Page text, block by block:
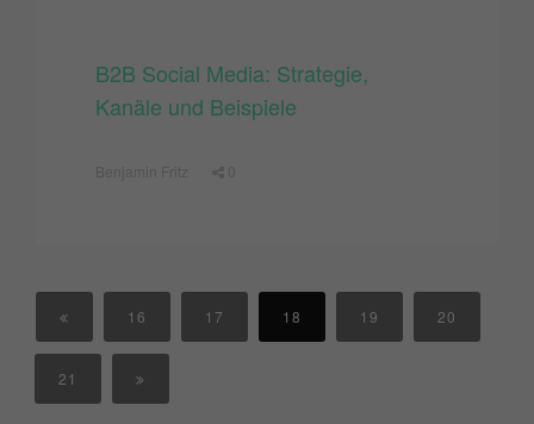
B2B Social Media: Strategie,
Kanäle und Beispiele
16 17 18 19 20
21